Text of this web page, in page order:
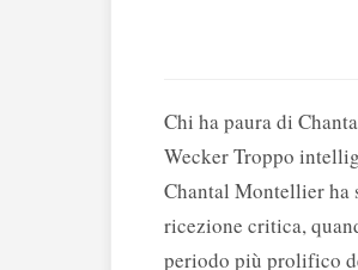
Chi ha paura di
Wecker Troppo
Chantal Montellier ha
ricezione critica,
periodo più prolifico